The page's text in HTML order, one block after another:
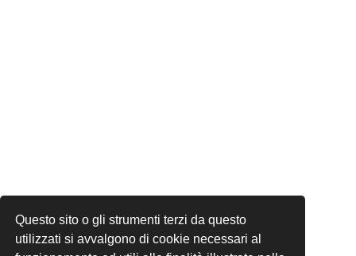
Questo sito o gli strumenti terzi da questo
utilizzati si avvalgono di cookie necessari al